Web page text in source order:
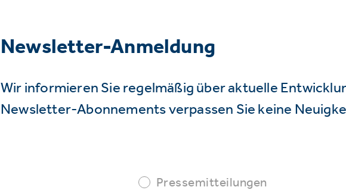
Newsletter-Anmeldung
Wir informieren Sie regelmäßig über aktuelle
Newsletter-Abonnements verpassen Sie keine
Pressemitteilungen